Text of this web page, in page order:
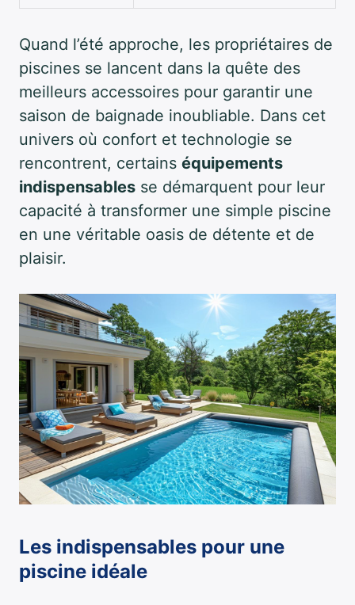
Quand l’été approche, les propriétaires de
piscines se lancent dans la quête des
meilleurs accessoires pour garantir une
saison de baignade inoubliable. Dans cet
univers où confort et technologie se
rencontrent, certains équipements
indispensables se démarquent pour leur
capacité à transformer une simple piscine
en une véritable oasis de détente et de
plaisir.
Les indispensables pour une
piscine idéale